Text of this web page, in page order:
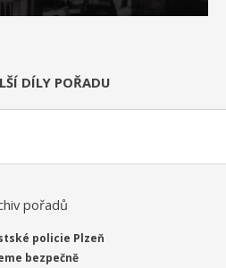
DÍLY POŘADU
pořadů
policie Plzeň
bezpečně